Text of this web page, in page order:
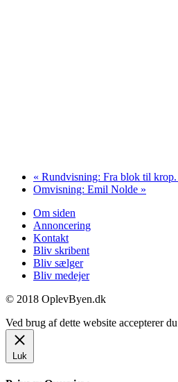
« Rundvisning: Fra blok til
Omvisning: Emil Nolde »
Om siden
Annoncering
Kontakt
Bliv skribent
Bliv sælger
Bliv medejer
© 2018 OplevByen.dk
Ved brug af dette website accepterer
Luk